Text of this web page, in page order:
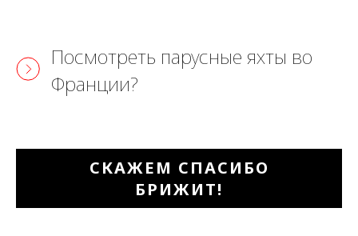
Посмотреть парусные яхты во
Франции?
СКАЖЕМ СПАСИБО
БРИЖИТ!